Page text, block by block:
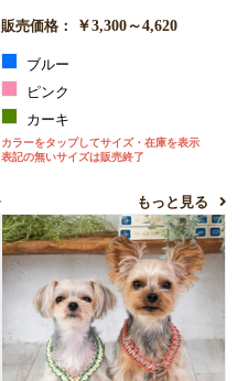
販売価格： ￥3,300～4,620
ブルー
ピンク
カーキ
カラーをタップしてサイズ・在庫を表示
表記の無いサイズは販売終了
もっと見る